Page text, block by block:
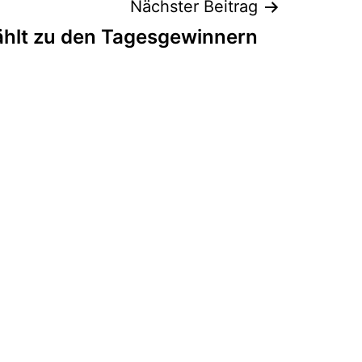
Nächster Beitrag
zu den Tagesgewinnern